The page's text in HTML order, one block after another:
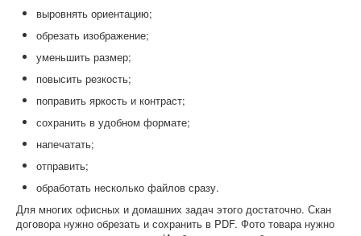
выровнять ориентацию;
обрезать изображение;
уменьшить размер;
повысить резкость;
поправить яркость и контраст;
сохранить в удобном формате;
напечатать;
отправить;
обработать несколько файлов сразу.
Для многих офисных и домашних задач этого достаточно. Скан
договора нужно обрезать и сохранить в PDF. Фото товара нужно